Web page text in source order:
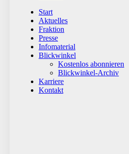
Start
Aktuelles
Fraktion
Presse
Infomaterial
Blickwinkel
Kostenlos abonnieren
Blickwinkel-Archiv
Karriere
Kontakt